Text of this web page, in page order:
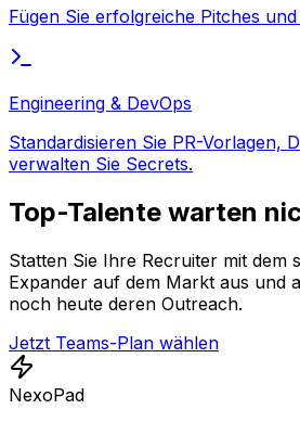
Fügen Sie erfolgreiche Pitches
Engineering & DevOps
Standardisieren Sie PR-Vorlagen,
verwalten Sie Secrets.
Top-Talente warten
Statten Sie Ihre Recruiter mit dem
Expander auf dem Markt aus und
noch heute deren Outreach.
Jetzt Teams-Plan wählen
NexoPad